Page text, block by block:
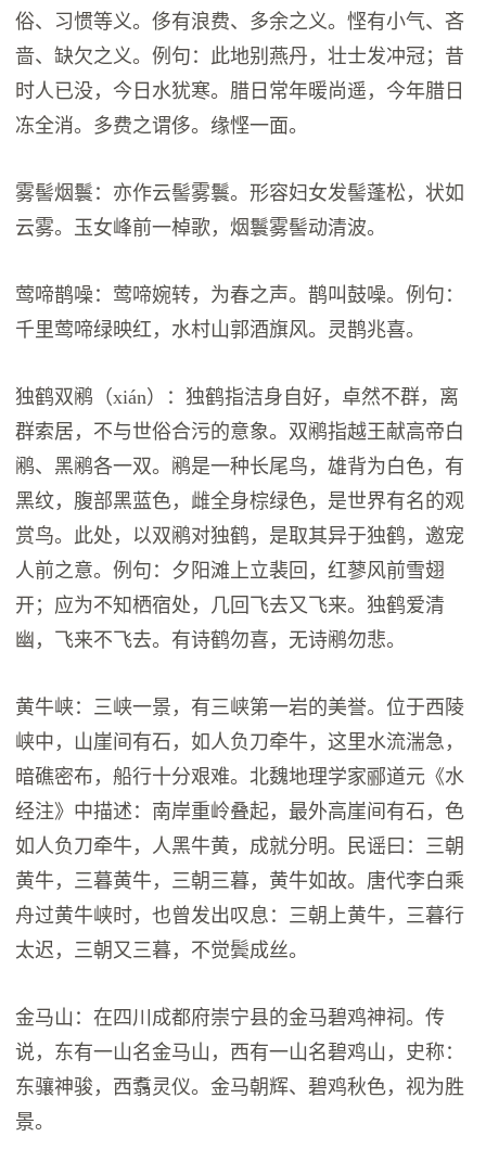
俗、习惯等义。侈有浪费、多余之义。悭有小气、吝
啬、缺欠之义。例句：此地别燕丹，壮士发冲冠；昔
时人已没，今日水犹寒。腊日常年暖尚遥，今年腊日
冻全消。多费之谓侈。缘悭一面。
雾髻烟鬟：亦作云髻雾鬟。形容妇女发髻蓬松，状如
云雾。玉女峰前一棹歌，烟鬟雾髻动清波。
莺啼鹊噪：莺啼婉转，为春之声。鹊叫鼓噪。例句：
千里莺啼绿映红，水村山郭酒旗风。灵鹊兆喜。
独鹤双鹇（xián）：独鹤指洁身自好，卓然不群，离
群索居，不与世俗合污的意象。双鹇指越王献高帝白
鹇、黑鹇各一双。鹇是一种长尾鸟，雄背为白色，有
黑纹，腹部黑蓝色，雌全身棕绿色，是世界有名的观
赏鸟。此处，以双鹇对独鹤，是取其异于独鹤，邀宠
人前之意。例句：夕阳滩上立裴回，红蓼风前雪翅
开；应为不知栖宿处，几回飞去又飞来。独鹤爱清
幽，飞来不飞去。有诗鹤勿喜，无诗鹇勿悲。
黄牛峡：三峡一景，有三峡第一岩的美誉。位于西陵
峡中，山崖间有石，如人负刀牵牛，这里水流湍急，
暗礁密布，船行十分艰难。北魏地理学家郦道元《水
经注》中描述：南岸重岭叠起，最外高崖间有石，色
如人负刀牵牛，人黑牛黄，成就分明。民谣曰：三朝
黄牛，三暮黄牛，三朝三暮，黄牛如故。唐代李白乘
舟过黄牛峡时，也曾发出叹息：三朝上黄牛，三暮行
太迟，三朝又三暮，不觉鬓成丝。
金马山：在四川成都府崇宁县的金马碧鸡神祠。传
说，东有一山名金马山，西有一山名碧鸡山，史称：
东骧神骏，西翥灵仪。金马朝辉、碧鸡秋色，视为胜
景。